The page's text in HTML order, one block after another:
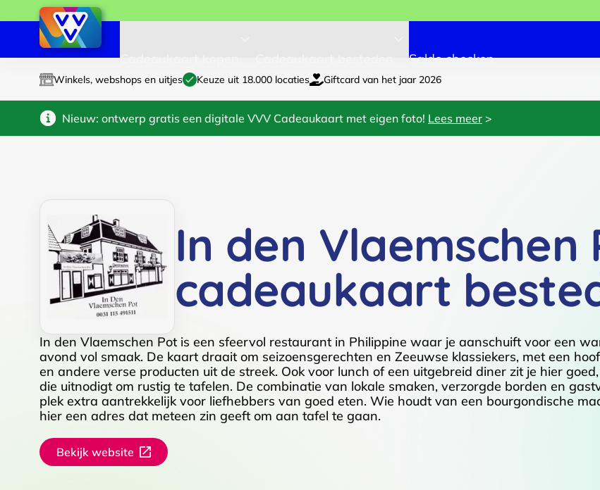
Saldo checken
Winkels, webshops en uitjes Keuze uit 18.000 locaties Giftcard van het jaar 2026
Nieuw: ontwerp gratis een digitale VVV Cadeaukaart met eigen foto! Lees meer >
In den Vlaemschen
cadeaukaart
In den Vlaemschen Pot is een sfeervol restaurant in Philippine waar je aanschuift voor een
avond vol smaak. De kaart draait om seizoensgerechten en Zeeuwse klassiekers, met een
en andere verse producten uit de streek. Ook voor lunch of een uitgebreid diner zit je hier
die uitnodigt om rustig te tafelen. De combinatie van lokale smaken, verzorgde borden en
plek extra aantrekkelijk voor liefhebbers van goed eten. Wie houdt van een bourgondische
hier een adres dat meteen zin geeft om aan tafel te gaan.
Bekijk website